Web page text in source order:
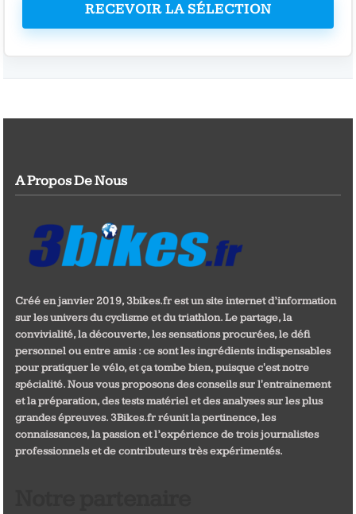
RECEVOIR LA SÉLECTION
A Propos De Nous
Créé en janvier 2019, 3bikes.fr est un site internet d’information
sur les univers du cyclisme et du triathlon. Le partage, la
convivialité, la découverte, les sensations procurées, le défi
personnel ou entre amis : ce sont les ingrédients indispensables
pour pratiquer le vélo, et ça tombe bien, puisque c'est notre
spécialité. Nous vous proposons des conseils sur l'entrainement
et la préparation, des tests matériel et des analyses sur les plus
grandes épreuves. 3Bikes.fr réunit la pertinence, les
connaissances, la passion et l’expérience de trois journalistes
professionnels et de contributeurs très expérimentés.